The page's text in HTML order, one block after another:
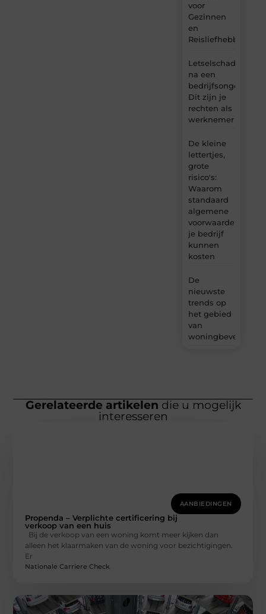
voor
Gezinnen
en
Reisliefhebbers
Letselschade
na een
bedrijfsongeval:
Dit zijn je
rechten als
werknemer
De kleine
lettertjes,
grote
risico's:
Waarom
standaard
algemene
voorwaarden
je bedrijf
kunnen
kosten
De
nieuwste
trends op
het gebied
van
woningbeveiliging
Gerelateerde artikelen die u mogelijk
interesseren
AANBIEDINGEN
Propenda – Verplichte certificering bij
verkoop van een huis
Bij de verkoop van een woning komt meer kijken dan
alleen het klaarmaken van de woning voor bezichtigingen.
Er
Nationale Carriere Check